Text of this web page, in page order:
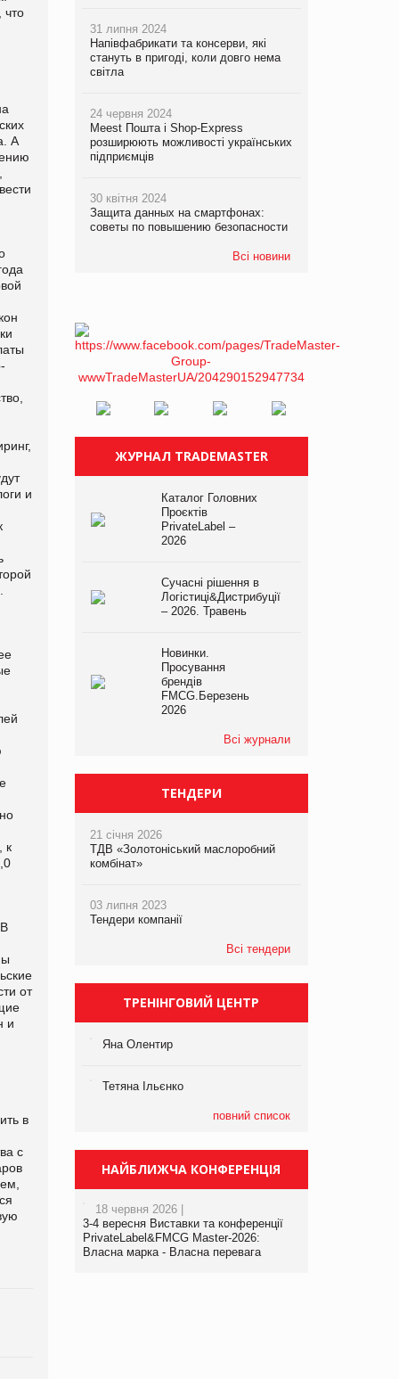
что
А
и
к
от
и
в
с
31 липня 2024
Напівфабрикати та консерви, які
стануть в пригоді, коли довго нема
світла
24 червня 2024
Meest Пошта і Shop-Express
розширюють можливості українських
підприємців
30 квітня 2024
Защита данных на смартфонах:
советы по повышению безопасности
Всі новини
ЖУРНАЛ TRADEMASTER
Каталог Головних
Проєктів
PrivateLabel –
2026
Сучасні рішення в
Логістиці&Дистрибуції
– 2026. Травень
Новинки.
Просування
брендів
FMCG.Березень
2026
Всі журнали
ТЕНДЕРИ
21 січня 2026
ТДВ «Золотоніський маслоробний
комбінат»
03 липня 2023
Тендери компанії
Всі тендери
ТРЕНІНГОВИЙ ЦЕНТР
Яна Олентир
Тетяна Ільєнко
повний список
НАЙБЛИЖЧА КОНФЕРЕНЦІЯ
18 червня 2026 |
3-4 вересня Виставки та конференції
PrivateLabel&FMCG Master-2026:
Власна марка - Власна перевага